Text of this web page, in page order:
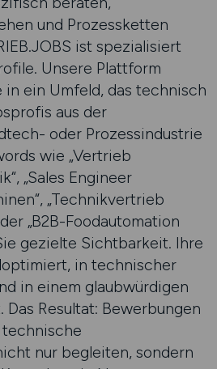
und Prozessketten
ist spezialisiert
Unsere Plattform
ein Umfeld, das technisch
aus der
oder Prozessindustrie
wie „Vertrieb
„Sales Engineer
„Technikvertrieb
„B2B-Foodautomation
gezielte Sichtbarkeit. Ihre
in technischer
in einem glaubwürdigen
Das Resultat: Bewerbungen
nur begleiten, sondern